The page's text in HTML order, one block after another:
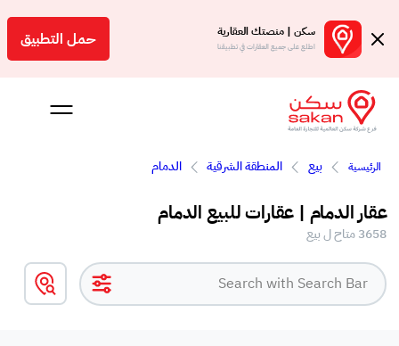
سكن | منصتك العقارية
اطلع على جميع العقارات في تطبيقنا حمل التطبيق
الرئيسية بيع المنطقة الشرقية الدمام
عقار الدمام | عقارات للبيع الدمام
3658 متاح ل بيع